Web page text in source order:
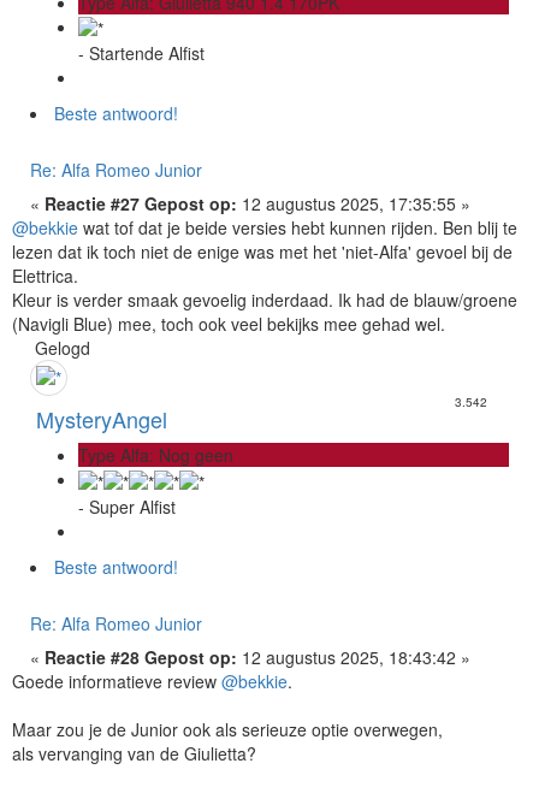
- Startende Alfist
Beste antwoord!
Re: Alfa Romeo Junior
« Reactie #27 Gepost op: 12 augustus 2025, 17:35:55 »
@bekkie wat tof dat je beide versies hebt kunnen rijden. Ben blij te
lezen dat ik toch niet de enige was met het 'niet-Alfa' gevoel bij de
Elettrica.
Kleur is verder smaak gevoelig inderdaad. Ik had de blauw/groene
(Navigli Blue) mee, toch ook veel bekijks mee gehad wel.
Gelogd
MysteryAngel
3.542
Type Alfa: Nog geen
- Super Alfist
Beste antwoord!
Re: Alfa Romeo Junior
« Reactie #28 Gepost op: 12 augustus 2025, 18:43:42 »
Goede informatieve review @bekkie.
Maar zou je de Junior ook als serieuze optie overwegen,
als vervanging van de Giulietta?